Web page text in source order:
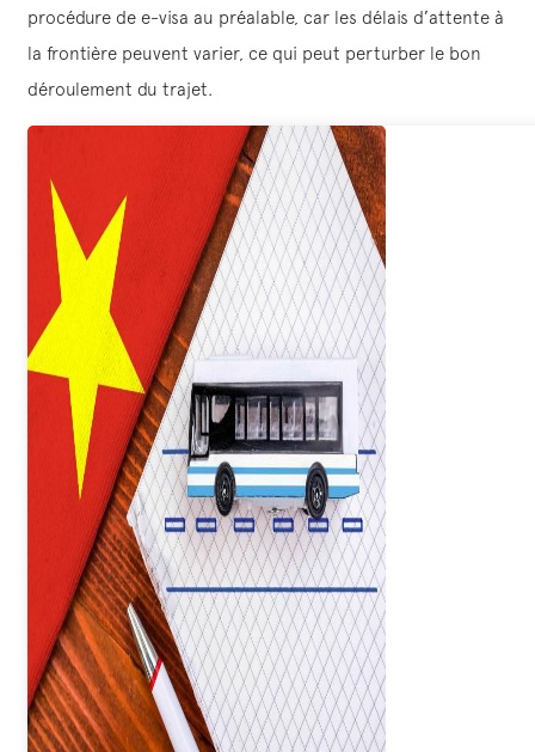
procédure de e-visa au préalable, car les délais d’attente à
la frontière peuvent varier, ce qui peut perturber le bon
déroulement du trajet.